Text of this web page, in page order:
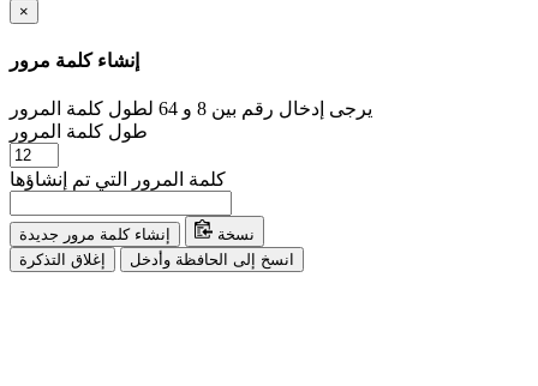
×
إنشاء كلمة مرور
يرجى إدخال رقم بين 8 و 64 لطول كلمة المرور
طول كلمة المرور
كلمة المرور التي تم إنشاؤها
إنشاء كلمة مرور جديدة
نسخة
إغلاق التذكرة
انسخ إلى الحافظة وأدخل